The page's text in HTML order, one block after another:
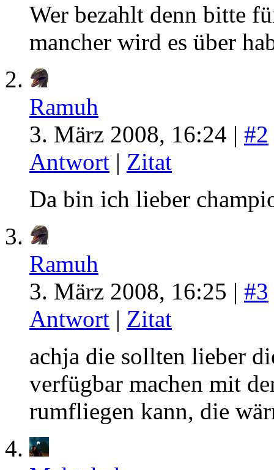
Wer bezahlt denn bitte
mancher wird es über
Ramuh
3. März 2008, 16:24 | #2
Antwort | Zitat
Da bin ich lieber
Ramuh
3. März 2008, 16:25 | #3
Antwort | Zitat
achja die sollten lieber
verfügbar machen mit
rumfliegen kann, die